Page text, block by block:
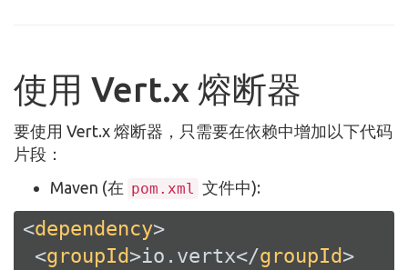
使用 Vert.x 熔断器
要使用 Vert.x 熔断器，只需要在依赖中增加以下代码
片段：
Maven (在 pom.xml 文件中):
<dependency>
<groupId>io.vertx</groupId>